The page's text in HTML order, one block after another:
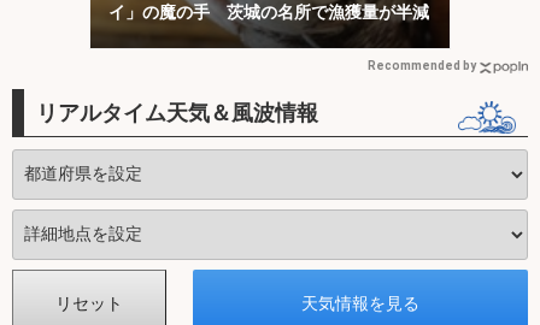
イ」の魔の手 茨城の名所で漁獲量が半減
Recommended by
リアルタイム天気＆風波情報